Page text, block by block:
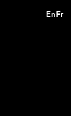
En Fr